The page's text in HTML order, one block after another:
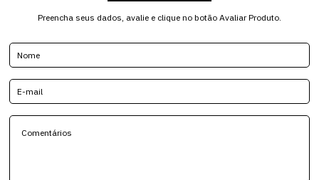
Preencha seus dados, avalie e clique no botão Avaliar Produto.